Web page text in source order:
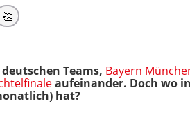
👏
Teams, Bayern
aufeinander. Doch wo
hat?